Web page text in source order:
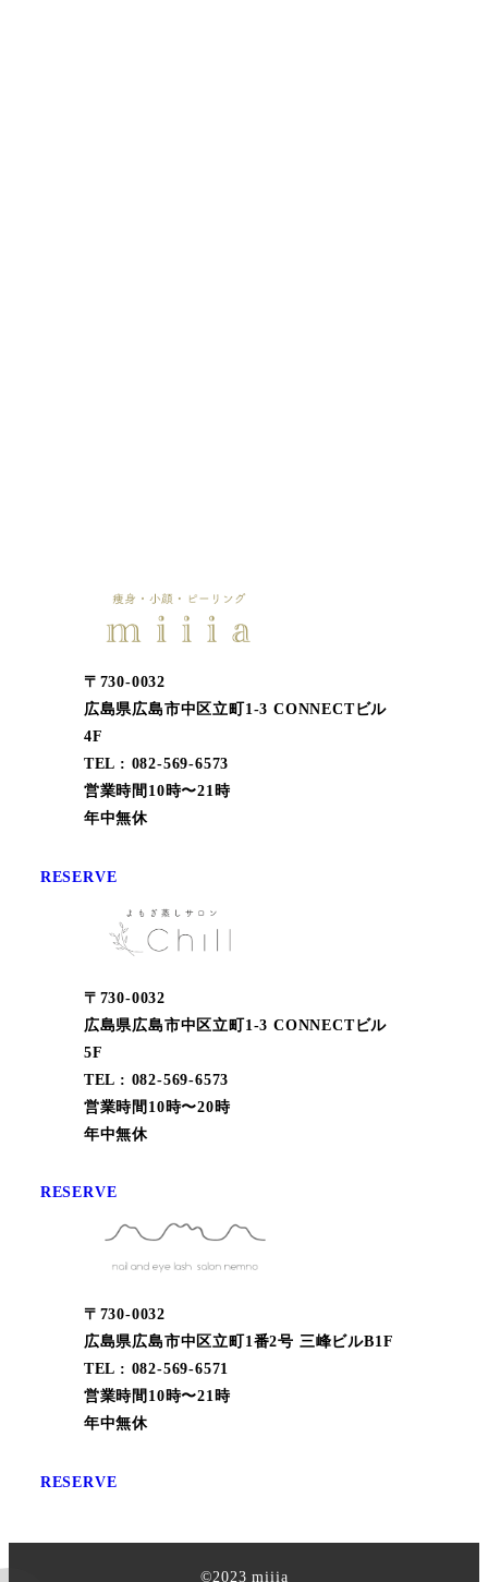
〒730-0032
広島県広島市中区立町1-3 CONNECTビル
4F
TEL : 082-569-6573
営業時間10時〜21時
年中無休
RESERVE
〒730-0032
広島県広島市中区立町1-3 CONNECTビル
5F
TEL : 082-569-6573
営業時間10時〜20時
年中無休
RESERVE
〒730-0032
広島県広島市中区立町1番2号 三峰ビルB1F
TEL : 082-569-6571
営業時間10時〜21時
年中無休
RESERVE
©︎2023 miiia